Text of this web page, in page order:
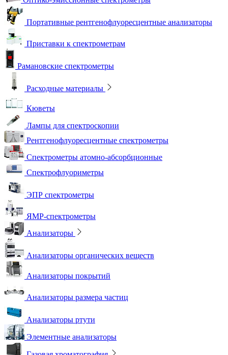
Портативные рентгенофлуоресцентные анализаторы
Приставки к спектрометрам
Рамановские спектрометры
Расходные материалы
Кюветы
Лампы для спектроскопии
Рентгенофлуоресцентные спектрометры
Спектрометры атомно-абсорбционные
Спектрофлуориметры
ЭПР спектрометры
ЯМР-спектрометры
Анализаторы
Анализаторы органических веществ
Анализаторы покрытий
Анализаторы размера частиц
Анализаторы ртути
Элементные анализаторы